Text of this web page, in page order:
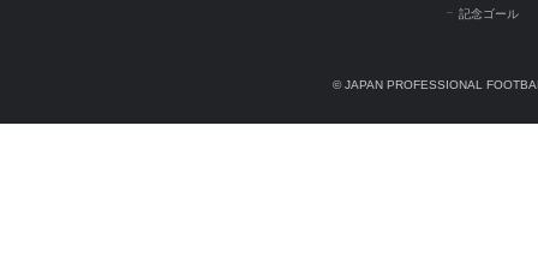
記念ゴール
© JAPAN PROFESSIONAL